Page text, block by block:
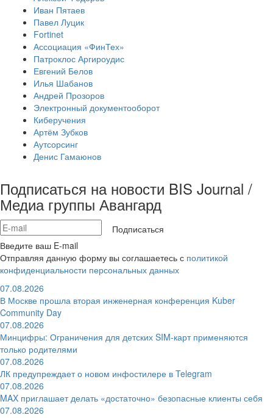
Иван Пятаев
Павел Луцик
Fortinet
Ассоциация «ФинТех»
Патроклос Аргироудис
Евгений Белов
Илья Шабанов
Андрей Прозоров
Электронный документооборот
Киберучения
Артём Зубков
Аутсорсинг
Денис Гамаюнов
Подписаться на новости BIS Journal /
Медиа группы Авангард
Подписаться
Введите ваш E-mail
Отправляя данную форму вы соглашаетесь с политикой
конфиденциальности персональных данных
07.08.2026
В Москве прошла вторая инженерная конференция Kuber
Community Day
07.08.2026
Минцифры: Ограничения для детских SIM-карт применяются
только родителями
07.08.2026
ЛК предупреждает о новом инфостилере в Telegram
07.08.2026
MAX приглашает делать «достаточно» безопасные клиенты себя
07.08.2026